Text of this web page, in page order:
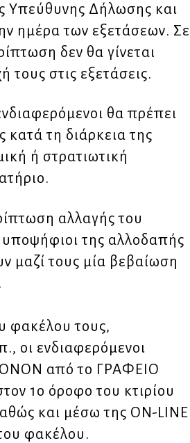
Υπεύθυνης Δήλωσης και
ημέρα των εξετάσεων. Σε
δεν θα γίνεται
τους στις εξετάσεις.
θα πρέπει
κατά τη διάρκεια της
ή στρατιωτική
αλλαγής του
υποψήφιοι της αλλοδαπής
μαζί τους μία βεβαίωση
φακέλου τους,
οι ενδιαφερόμενοι
από το ΓΡΑΦΕΙΟ
1ο όροφο του κτιρίου
και μέσω της ON-LINE
φακέλου.